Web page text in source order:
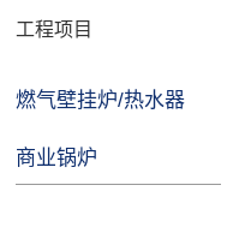
工程项目
燃气壁挂炉/热水器
商业锅炉